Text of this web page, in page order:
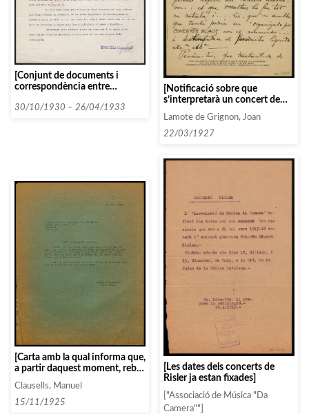
[Conjunt de documents i
correspondència entre
i entitats seguint un ordre
30/10/1930 – 26/04/1933
[Notificació sobre que
s’interpretarà un concert de
«organitzar-ho per CONCERTS
BLAUS…»]
Lamote de Grignon, Joan
22/03/1927
[Carta amb la qual informa que,
a partir daquest moment, rebrà
corresponen]
Clausells, Manuel
15/11/1925
[Les dates dels concerts de
Risler ja estan fixades]
["Associació de Música "Da
Camera""]